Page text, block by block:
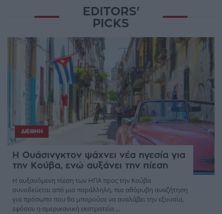
EDITORS'
PICKS
ΔΙΕΘΝΉ
Η Ουάσινγκτον ψάχνει νέα ηγεσία για
την Κούβα, ενώ αυξάνει την πίεση
Η αυξανόμενη πίεση των ΗΠΑ προς την Κούβα
συνοδεύεται από μια παράλληλη, πιο αθόρυβη αναζήτηση
για πρόσωπο που θα μπορούσε να αναλάβει την εξουσία,
εφόσον η αμερικανική εκστρατεία ...